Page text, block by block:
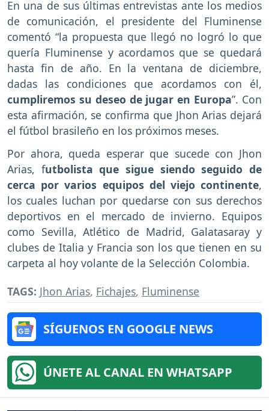
En una de sus últimas entrevistas ante los medios
de comunicación, el presidente del Fluminense
comentó “la propuesta que llegó no logró lo que
quería Fluminense y acordamos que se quedará
hasta fin de año. En la ventana de diciembre,
dadas las condiciones que acordamos con él,
cumpliremos su deseo de jugar en Europa”. Con
esta afirmación, se confirma que Jhon Arias dejará
el fútbol brasileño en los próximos meses.
Por ahora, queda esperar que sucede con Jhon
Arias, futbolista que sigue siendo seguido de
cerca por varios equipos del viejo continente,
los cuales luchan por quedarse con sus derechos
deportivos en el mercado de invierno. Equipos
como Sevilla, Atlético de Madrid, Galatasaray y
clubes de Italia y Francia son los que tienen en su
carpeta al hoy volante de la Selección Colombia.
TAGS: Jhon Arias, Fichajes, Fluminense
SÍGUENOS EN GOOGLE NEWS
ÚNETE AL CANAL EN WHATSAPP